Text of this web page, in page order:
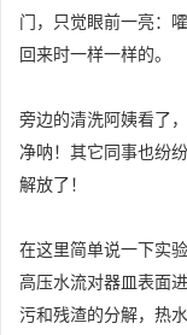
门，只觉眼前一亮：
回来时一样一样的。
旁边的清洗阿姨看了
净呐！其它同事也纷
解放了！
在这里简单说一下实
高压水流对器皿表面
污和残渣的分解，热